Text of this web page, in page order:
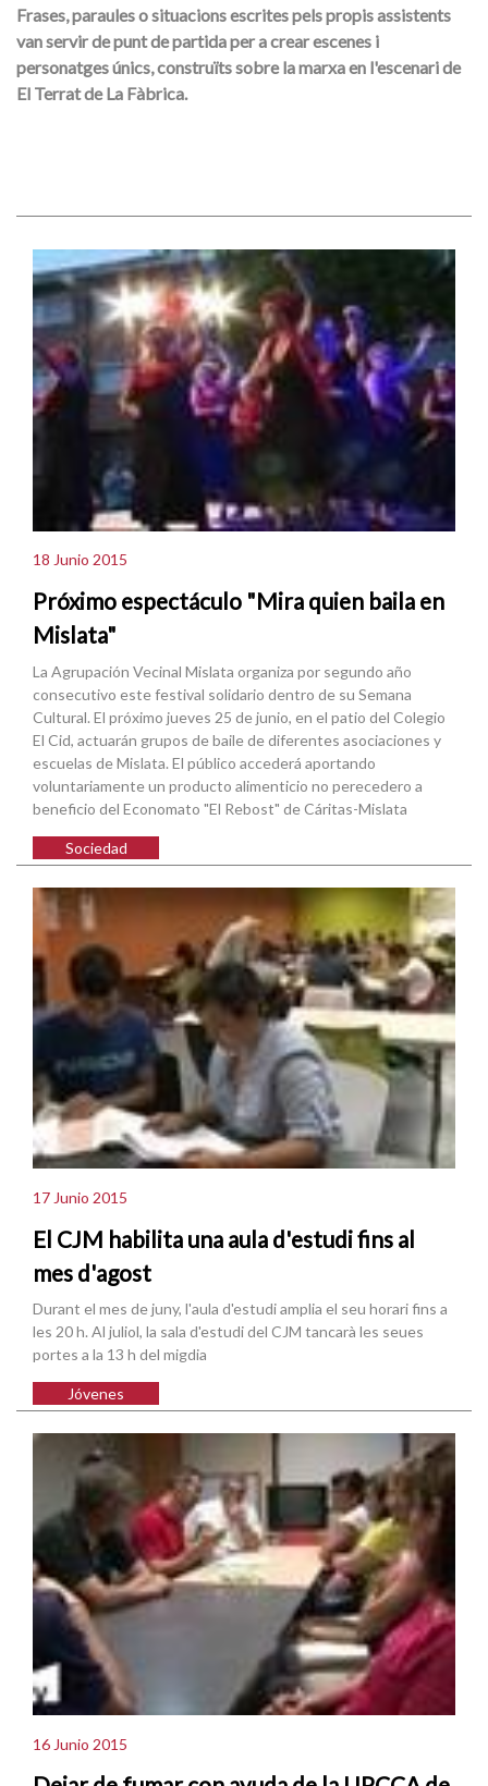
Frases, paraules o situacions escrites pels propis assistents
van servir de punt de partida per a crear escenes i
personatges únics, construïts sobre la marxa en l'escenari de
El Terrat de La Fàbrica.
18 Junio 2015
Próximo espectáculo "Mira quien baila en
Mislata"
La Agrupación Vecinal Mislata organiza por segundo año
consecutivo este festival solidario dentro de su Semana
Cultural. El próximo jueves 25 de junio, en el patio del Colegio
El Cid, actuarán grupos de baile de diferentes asociaciones y
escuelas de Mislata. El público accederá aportando
voluntariamente un producto alimenticio no perecedero a
beneficio del Economato "El Rebost" de Cáritas-Mislata
Sociedad
17 Junio 2015
El CJM habilita una aula d'estudi fins al
mes d'agost
Durant el mes de juny, l'aula d'estudi amplia el seu horari fins a
les 20 h. Al juliol, la sala d'estudi del CJM tancarà les seues
portes a la 13 h del migdia
Jóvenes
16 Junio 2015